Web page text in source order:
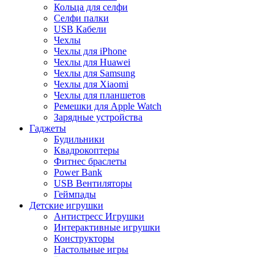
Кольца для селфи
Селфи палки
USB Кабели
Чехлы
Чехлы для iPhone
Чехлы для Huawei
Чехлы для Samsung
Чехлы для Xiaomi
Чехлы для планшетов
Ремешки для Apple Watch
Зарядные устройства
Гаджеты
Будильники
Квадрокоптеры
Фитнес браслеты
Power Bank
USB Вентиляторы
Геймпады
Детские игрушки
Антистресс Игрушки
Интерактивные игрушки
Конструкторы
Настольные игры